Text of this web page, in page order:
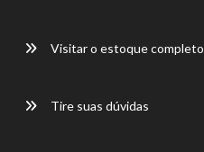
Visitar o estoque completo
Tire suas dúvidas